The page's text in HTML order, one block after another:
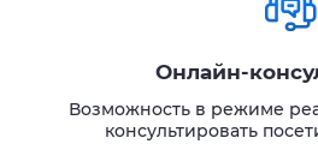
Онлайн-
Возможность в режиме
консультировать